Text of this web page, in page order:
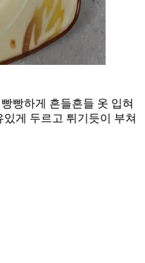
빵하게 흔들흔들 옷 입혀
게 두르고 튀기듯이 부쳐